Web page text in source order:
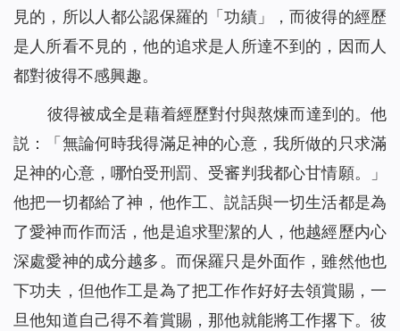
見的，所以人都公認保羅的「功績」，而彼得的經歷
是人所看不見的，他的追求是人所達不到的，因而人
都對彼得不感興趣。
彼得被成全是藉着經歷對付與熬煉而達到的。他
説：「無論何時我得滿足神的心意，我所做的只求滿
足神的心意，哪怕受刑罰、受審判我都心甘情願。」
他把一切都給了神，他作工、説話與一切生活都是為
了愛神而作而活，他是追求聖潔的人，他越經歷内心
深處愛神的成分越多。而保羅只是外面作，雖然他也
下功夫，但他作工是為了把工作作好好去領賞賜，一
旦他知道自己得不着賞賜，那他就能將工作撂下。彼